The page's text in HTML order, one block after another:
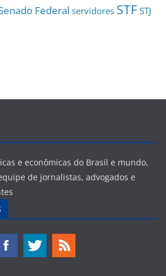
Federal servidores STF STJ
e econômicas do Brasil e mundo,
de jornalistas, advogados e